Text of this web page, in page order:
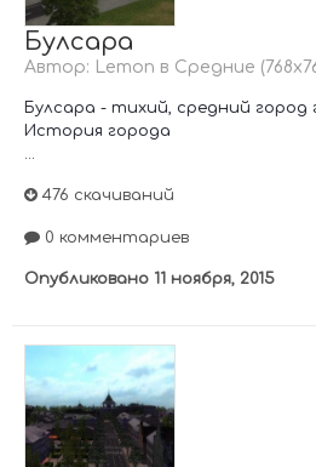
Булсара
Автор: Lemon в Средние
Булсара - тихий, средний город
История города
476 скачиваний
0 комментариев
Опубликовано 11 ноября, 2015